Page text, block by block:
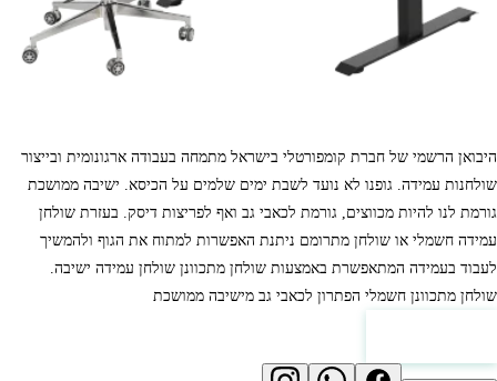
היבואן הרשמי של חברת קומפורטלי בישראל מתמחה בעבודה ארגונומית ובייצור
שולחנות עמידה. גופנו לא נועד לשבת ימים שלמים על הכיסא. ישיבה ממושכת
גורמת לנו להיות מכווצים, גורמת לכאבי גב ואף לפריצות דיסק. בעזרת שולחן
עמידה חשמלי או שולחן מתרומם ניתנת האפשרות למתוח את הגוף ולהמשיך
לעבוד בעמידה המתאפשרת באמצעות שולחן מתכוונן שולחן עמידה ישיבה.
שולחן מתכוונן חשמלי הפתרון לכאבי גב מישיבה ממושכת